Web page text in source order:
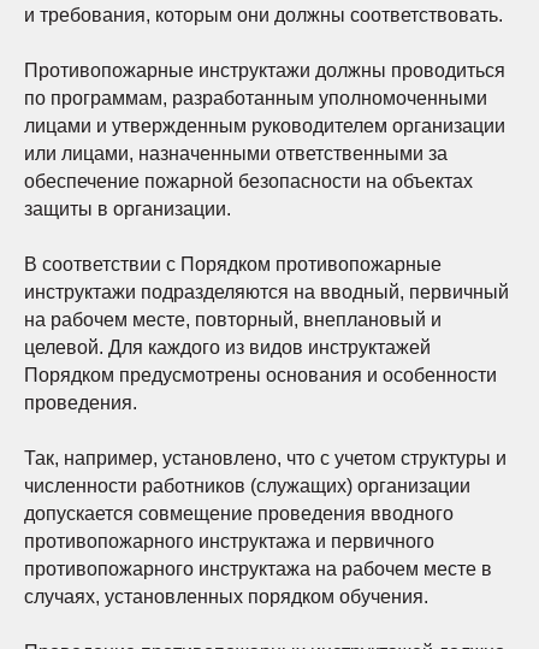
и требования, которым они должны соответствовать.
Противопожарные инструктажи должны проводиться
по программам, разработанным уполномоченными
лицами и утвержденным руководителем организации
или лицами, назначенными ответственными за
обеспечение пожарной безопасности на объектах
защиты в организации.
В соответствии с Порядком противопожарные
инструктажи подразделяются на вводный, первичный
на рабочем месте, повторный, внеплановый и
целевой. Для каждого из видов инструктажей
Порядком предусмотрены основания и особенности
проведения.
Так, например, установлено, что с учетом структуры и
численности работников (служащих) организации
допускается совмещение проведения вводного
противопожарного инструктажа и первичного
противопожарного инструктажа на рабочем месте в
случаях, установленных порядком обучения.